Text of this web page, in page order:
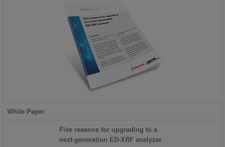
White Paper
Five reasons for upgrading to a
next-generation ED-XRF analyzer